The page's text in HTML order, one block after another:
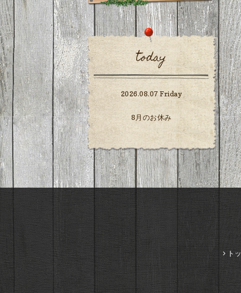
today
2026.08.07 Friday
8月のお休み
ト